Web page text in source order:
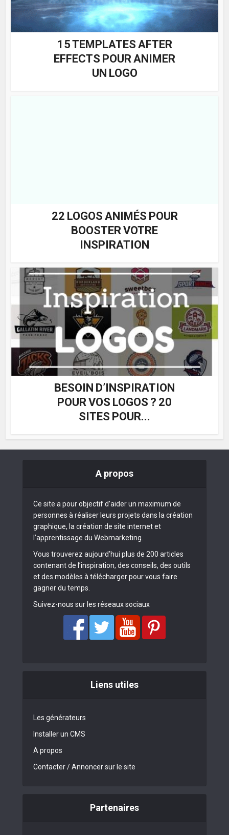
15 TEMPLATES AFTER
EFFECTS POUR ANIMER
UN LOGO
22 LOGOS ANIMÉS POUR
BOOSTER VOTRE
INSPIRATION
BESOIN D’INSPIRATION
POUR VOS LOGOS ? 20
SITES POUR...
A propos
Ce site a pour objectif d’aider un maximum de
personnes à réaliser leurs projets dans la création
graphique, la création de site internet et
l’apprentissage du Webmarketing.
Vous trouverez aujourd’hui plus de 200 articles
contenant de l’inspiration, des conseils, des outils
et des modèles à télécharger pour vous faire
gagner du temps.
Suivez-nous sur les réseaux sociaux
Liens utiles
Les générateurs
Installer un CMS
A propos
Contacter / Annoncer sur le site
Partenaires